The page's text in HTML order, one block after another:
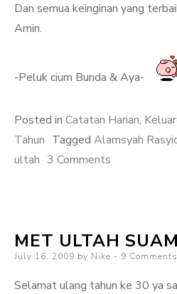
Dan semua keinginan yang
Amin.
-Peluk cium Bunda & Aya-
Posted in Catatan Harian,
Tahun Tagged Alamsyah
ultah 3 Comments
MET ULTAH
Posted
July 16, 2009 by Nike 9 Comments
Selamat ulang tahun ke 30 ya